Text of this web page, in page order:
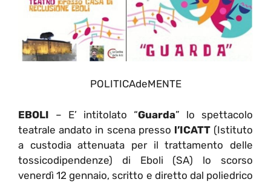
POLITICAdeMENTE
EBOLI – E’ intitolato “Guarda” lo spettacolo
teatrale andato in scena presso l’ICATT(Istituto
a custodia attenuata per il trattamento delle
tossicodipendenze) di Eboli (SA) lo scorso
venerdì 12 gennaio, scritto e diretto dal poliedrico